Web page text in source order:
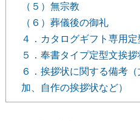
（５）無宗教
（６）葬儀後の御礼
４．カタログギフト専用
５．奉書タイプ定型文挨拶
６．挨拶状に関する備考
加、自作の挨拶状など）